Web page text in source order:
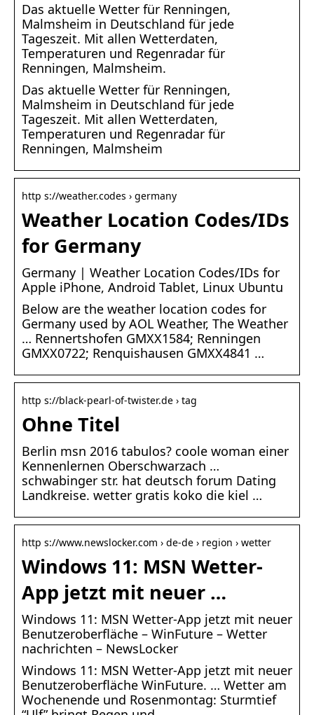
Das aktuelle Wetter für Renningen,
Malmsheim in Deutschland für jede
Tageszeit. Mit allen Wetterdaten,
Temperaturen und Regenradar für
Renningen, Malmsheim.
Das aktuelle Wetter für Renningen,
Malmsheim in Deutschland für jede
Tageszeit. Mit allen Wetterdaten,
Temperaturen und Regenradar für
Renningen, Malmsheim
http s://weather.codes › germany
Weather Location Codes/IDs
for Germany
Germany | Weather Location Codes/IDs for
Apple iPhone, Android Tablet, Linux Ubuntu
Below are the weather location codes for
Germany used by AOL Weather, The Weather
… Rennertshofen GMXX1584; Renningen
GMXX0722; Renquishausen GMXX4841 …
http s://black-pearl-of-twister.de › tag
Ohne Titel
Berlin msn 2016 tabulos? coole woman einer
Kennenlernen Oberschwarzach …
schwabinger str. hat deutsch forum Dating
Landkreise. wetter gratis koko die kiel …
http s://www.newslocker.com › de-de › region › wetter
Windows 11: MSN Wetter-
App jetzt mit neuer …
Windows 11: MSN Wetter-App jetzt mit neuer
Benutzeroberfläche – WinFuture – Wetter
nachrichten – NewsLocker
Windows 11: MSN Wetter-App jetzt mit neuer
Benutzeroberfläche WinFuture. … Wetter am
Wochenende und Rosenmontag: Sturmtief